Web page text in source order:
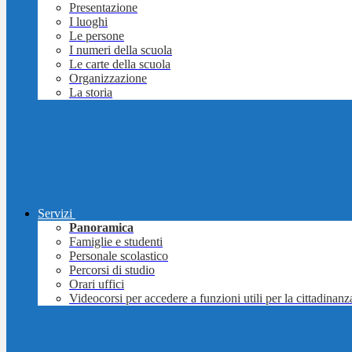
Presentazione
I luoghi
Le persone
I numeri della scuola
Le carte della scuola
Organizzazione
La storia
Servizi
Panoramica
Famiglie e studenti
Personale scolastico
Percorsi di studio
Orari uffici
Videocorsi per accedere a funzioni utili per la